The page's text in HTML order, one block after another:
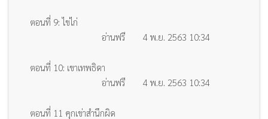
ตอนที่ 9: ไข่ไก่
อ่านฟรี
4 พ.ย. 2563 10:34
ตอนที่ 10: เขาเทพธิดา
อ่านฟรี
4 พ.ย. 2563 10:34
ตอนที่ 11 คุกเข่าสำนึกผิด